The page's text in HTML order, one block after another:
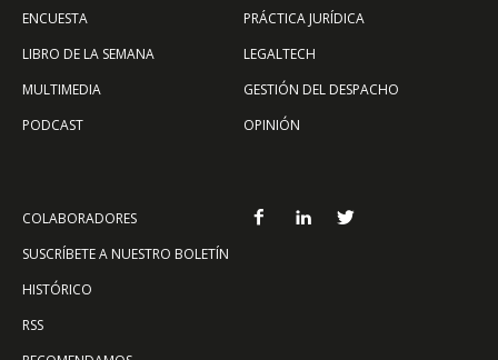
ENCUESTA
LIBRO DE LA SEMANA
MULTIMEDIA
PODCAST
PRÁCTICA JURÍDICA
LEGALTECH
GESTIÓN DEL DESPACHO
OPINIÓN
COLABORADORES
SUSCRÍBETE A NUESTRO BOLETÍN
HISTÓRICO
RSS